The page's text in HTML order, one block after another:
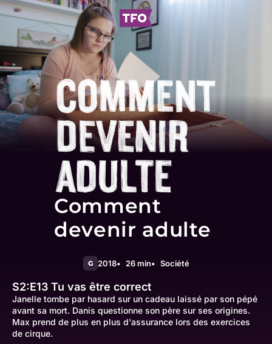
Comment
devenir adulte
G 2018 26 min Société
S2:E13 Tu vas être correct
Janelle tombe par hasard sur un cadeau laissé par son pépé
avant sa mort. Danis questionne son père sur ses origines.
Max prend de plus en plus d'assurance lors des exercices
de cirque.